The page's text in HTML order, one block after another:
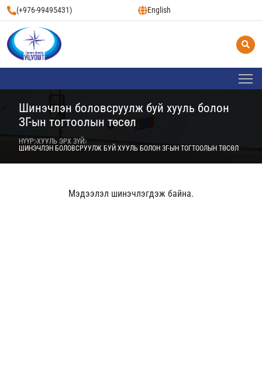
(+976-99495431) English
Шинэчлэн боловсруулж буй хууль болон
ЗГ-ын тогтоолын төсөл
НҮҮР ХУУЛЬ ЭРХ ЗҮЙ
ШИНЭЧЛЭН БОЛОВСРУУЛЖ БУЙ ХУУЛЬ БОЛОН ЗГ-ЫН ТОГТООЛЫН ТӨСӨЛ
Мэдээлэл шинэчлэгдэж байна.